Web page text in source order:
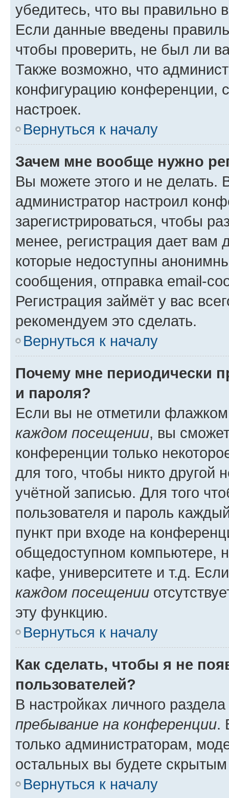
убедитесь, что вы правильно
Если данные введены
чтобы проверить, не был ли
Также возможно, что
конфигурацию конференции,
настроек.
Вернуться к началу
Зачем мне вообще нужно
Вы можете этого и не делать.
администратор настроил
зарегистрироваться, чтобы
менее, регистрация дает вам
которые недоступны
сообщения, отправка email-
Регистрация займёт у вас
рекомендуем это сделать.
Вернуться к началу
Почему мне периодически
и пароля?
Если вы не отметили
каждом посещении, вы
конференции только
для того, чтобы никто другой
учётной записью. Для того
пользователя и пароль
пункт при входе на
общедоступном компьютере,
кафе, университете и т.д.
каждом посещении
эту функцию.
Вернуться к началу
Как сделать, чтобы я не
пользователей?
В настройках личного
пребывание на конференции.
только администраторам,
остальных вы будете
Вернуться к началу